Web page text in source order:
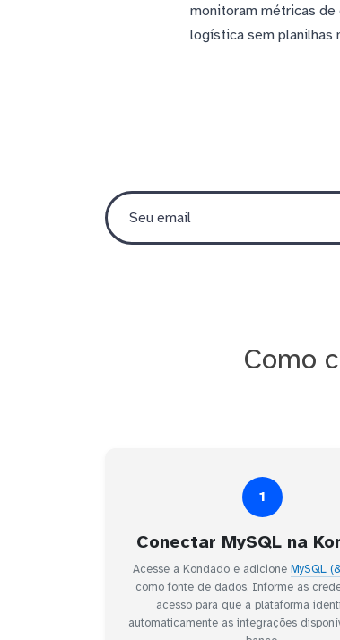
monitoram métricas de
logística sem planilhas
Como
1
Conectar MySQL na
Acesse a Kondado e adicione MySQL
como fonte de dados. Informe as
acesso para que a plataforma
automaticamente as integrações